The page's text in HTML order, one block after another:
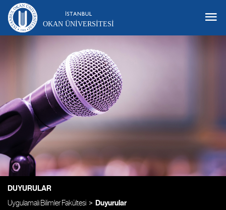
OKAN ÜNIVERSITESI
DUYURULAR
Uygulamalı Bilimler Fakültesi Duyurular